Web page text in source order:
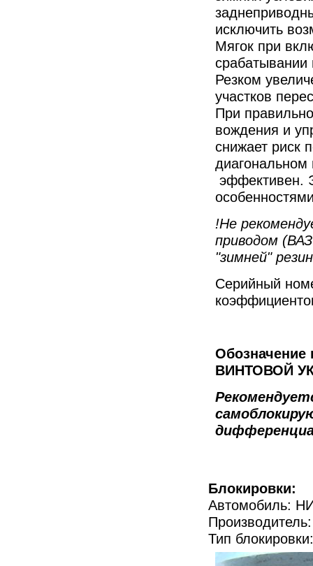
исключить
Мягок при
срабатывании
Резком
участков
При
вождения и
снижает риск
эффективен.
!Не
приводом
"зимней"
Серийный
Обозначение
ВИНТОВОЙ
Блокировки:
Автомобиль:
Тип